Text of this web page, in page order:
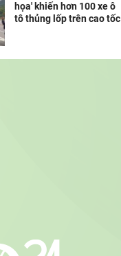
họa' khiến hơn 100 xe ô
tô thủng lốp trên cao tốc